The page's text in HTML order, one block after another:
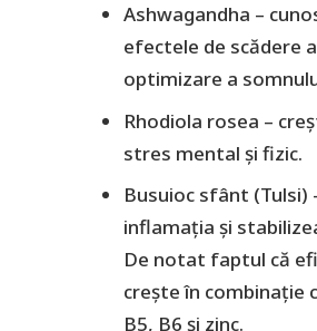
Ashwagandha –
efectele de scădere
optimizare a
Rhodiola rosea –
stres mental și fizic.
Busuioc sfânt (Tulsi)
inflamația și
De notat faptul că
crește în combinație
B5, B6 și zinc.